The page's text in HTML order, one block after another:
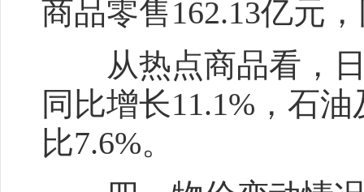
商品零售162.13亿元
从热点商品看，日
同比增长11.1%，石
比7.6%。